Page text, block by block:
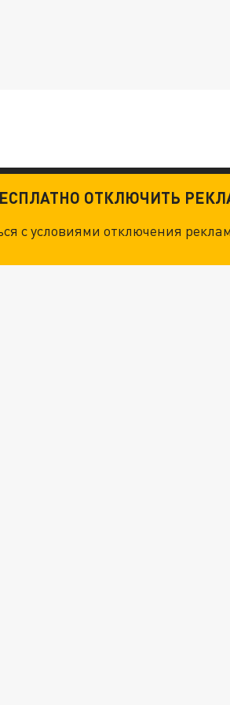
ПЕРЧАТКИ": КАК УНИЧТОЖИТЬ
ВСУ. НО БЕДЫ ДЛЯ МАЛЫШЕЙ
ОТКЛЮЧИТЬ
с условиями отключения